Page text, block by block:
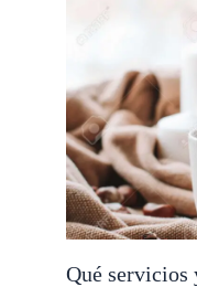
Qué servicios